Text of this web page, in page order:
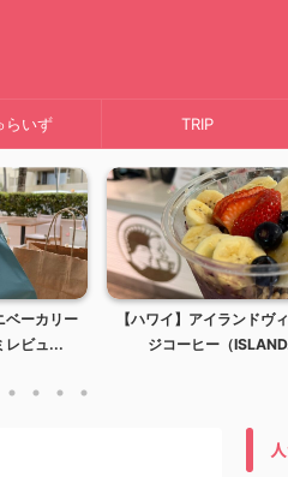
らいず TRIP
ベーカリー
レビュ...
【ハワイ】アイランドヴ
ジコーヒー（